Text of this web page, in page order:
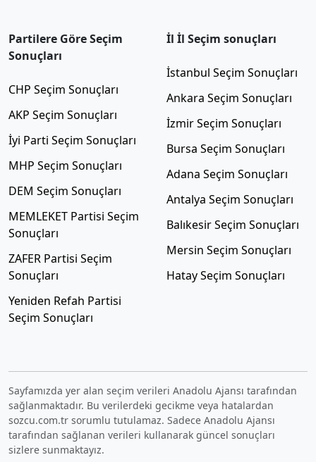
Partilere Göre Seçim
Sonuçları
CHP Seçim Sonuçları
AKP Seçim Sonuçları
İyi Parti Seçim Sonuçları
MHP Seçim Sonuçları
DEM Seçim Sonuçları
MEMLEKET Partisi Seçim
Sonuçları
ZAFER Partisi Seçim
Sonuçları
Yeniden Refah Partisi
Seçim Sonuçları
İl İl Seçim sonuçları
İstanbul Seçim Sonuçları
Ankara Seçim Sonuçları
İzmir Seçim Sonuçları
Bursa Seçim Sonuçları
Adana Seçim Sonuçları
Antalya Seçim Sonuçları
Balıkesir Seçim Sonuçları
Mersin Seçim Sonuçları
Hatay Seçim Sonuçları
Sayfamızda yer alan seçim verileri Anadolu Ajansı tarafından
sağlanmaktadır. Bu verilerdeki gecikme veya hatalardan
sozcu.com.tr sorumlu tutulamaz. Sadece Anadolu Ajansı
tarafından sağlanan verileri kullanarak güncel sonuçları
sizlere sunmaktayız.